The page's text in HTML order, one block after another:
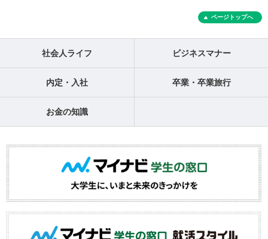
ページトップへ
社会人ライフ ビジネスマナー
内定・入社 卒業・卒業旅行
お金の知識